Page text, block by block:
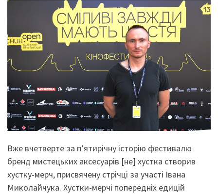
Вже вчетверте за п’ятирічну історію фестивалю
бренд мистецьких аксесуарів [не] хустка створив
хустку-мерч, присвячену стрічці за участі Івана
Миколайчука. Хустки-мерчі попередніх едицій